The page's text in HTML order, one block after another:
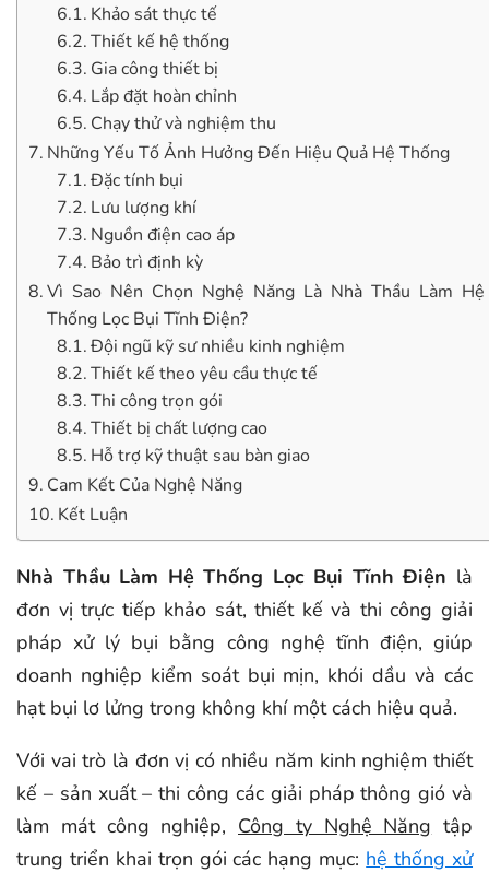
Khảo sát thực tế
Thiết kế hệ thống
Gia công thiết bị
Lắp đặt hoàn chỉnh
Chạy thử và nghiệm thu
Những Yếu Tố Ảnh Hưởng Đến Hiệu Quả Hệ Thống
Đặc tính bụi
Lưu lượng khí
Nguồn điện cao áp
Bảo trì định kỳ
Vì Sao Nên Chọn Nghệ Năng Là Nhà Thầu Làm Hệ
Thống Lọc Bụi Tĩnh Điện?
Đội ngũ kỹ sư nhiều kinh nghiệm
Thiết kế theo yêu cầu thực tế
Thi công trọn gói
Thiết bị chất lượng cao
Hỗ trợ kỹ thuật sau bàn giao
Cam Kết Của Nghệ Năng
Kết Luận
Nhà Thầu Làm Hệ Thống Lọc Bụi Tĩnh Điện là
đơn vị trực tiếp khảo sát, thiết kế và thi công giải
pháp xử lý bụi bằng công nghệ tĩnh điện, giúp
doanh nghiệp kiểm soát bụi mịn, khói dầu và các
hạt bụi lơ lửng trong không khí một cách hiệu quả.
Với vai trò là đơn vị có nhiều năm kinh nghiệm thiết
kế – sản xuất – thi công các giải pháp thông gió và
làm mát công nghiệp, Công ty Nghệ Năng tập
trung triển khai trọn gói các hạng mục: hệ thống xử